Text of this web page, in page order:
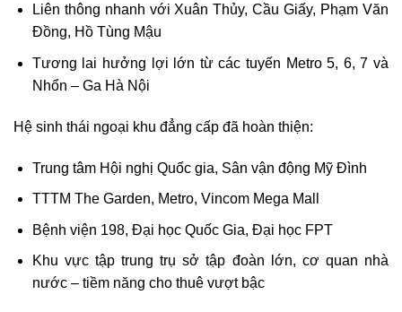
Liên thông nhanh với Xuân Thủy, Cầu Giấy, Phạm Văn
Đồng, Hồ Tùng Mậu
Tương lai hưởng lợi lớn từ các tuyến Metro 5, 6, 7 và
Nhổn – Ga Hà Nội
Hệ sinh thái ngoại khu đẳng cấp đã hoàn thiện:
Trung tâm Hội nghị Quốc gia, Sân vận động Mỹ Đình
TTTM The Garden, Metro, Vincom Mega Mall
Bệnh viện 198, Đại học Quốc Gia, Đại học FPT
Khu vực tập trung trụ sở tập đoàn lớn, cơ quan nhà
nước – tiềm năng cho thuê vượt bậc